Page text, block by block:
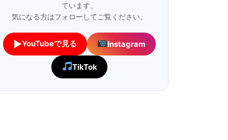
ています。
気になる方はフォローしてご覧ください。
▶YouTubeで見る Instagram
TikTok